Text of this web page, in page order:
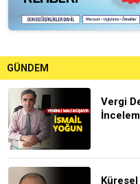
GÜNDEM
Vergi